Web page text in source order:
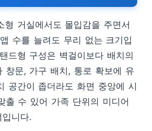
형 거실에서도 몰입감을 주면서
수를 늘려도 무리 없는 크기입
드형 구성은 벽걸이보다 배치의
창문, 가구 배치, 통로 확보에 유
공간이 좁더라도 화면 중앙에 시
출 수 있어 가족 단위의 미디어
니다.